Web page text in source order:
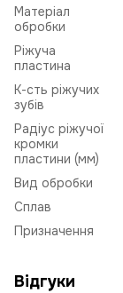
Матеріал
обробки
Ріжуча
пластина
К-сть ріжучих
зубів
Радіус ріжучої
кромки
пластини (мм)
Вид обробки
Сплав
Призначення
Відгуки